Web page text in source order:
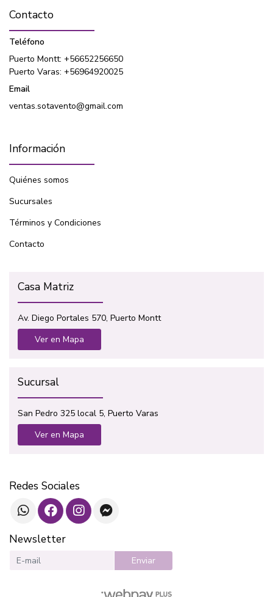
Contacto
Teléfono
Puerto Montt: +56652256650
Puerto Varas: +56964920025
Email
ventas.sotavento@gmail.com
Información
Quiénes somos
Sucursales
Términos y Condiciones
Contacto
Casa Matriz
Av. Diego Portales 570, Puerto Montt
Ver en Mapa
Sucursal
San Pedro 325 local 5, Puerto Varas
Ver en Mapa
Redes Sociales
Newsletter
Enviar